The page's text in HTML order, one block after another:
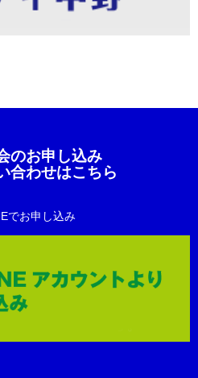
のお申し込み
合わせはこちら
でお申し込み